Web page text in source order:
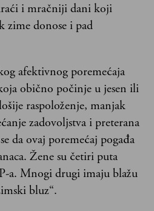
i mračniji dani koji
zime donose i pad
afektivnog poremećaja
obično počinje u jesen ili
raspoloženje, manjak
zadovoljstva i preterana
da ovaj poremećaj pogađa
Žene su četiri puta
a. Mnogi drugi imaju blažu
bluz“.